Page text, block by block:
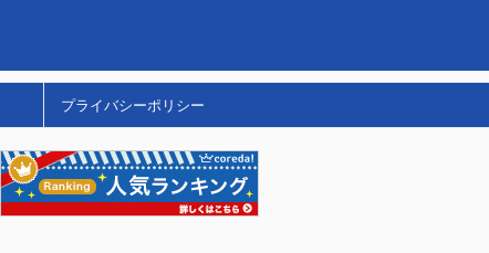
プライバシーポリシー